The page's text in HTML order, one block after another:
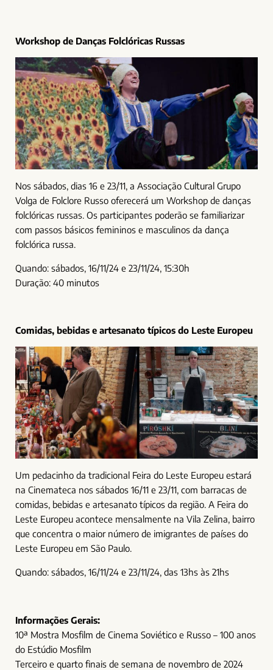
Workshop de Danças Folclóricas Russas
Nos sábados, dias 16 e 23/11, a Associação Cultural Grupo
Volga de Folclore Russo oferecerá um Workshop de danças
folclóricas russas. Os participantes poderão se familiarizar
com passos básicos femininos e masculinos da dança
folclórica russa.
Quando: sábados, 16/11/24 e 23/11/24, 15:30h
Duração: 40 minutos
Comidas, bebidas e artesanato típicos do Leste Europeu
Um pedacinho da tradicional Feira do Leste Europeu estará
na Cinemateca nos sábados 16/11 e 23/11, com barracas de
comidas, bebidas e artesanato típicos da região. A Feira do
Leste Europeu acontece mensalmente na Vila Zelina, bairro
que concentra o maior número de imigrantes de países do
Leste Europeu em São Paulo.
Quando: sábados, 16/11/24 e 23/11/24, das 13hs às 21hs
Informações Gerais:
10ª Mostra Mosfilm de Cinema Soviético e Russo – 100 anos
do Estúdio Mosfilm
Terceiro e quarto finais de semana de novembro de 2024